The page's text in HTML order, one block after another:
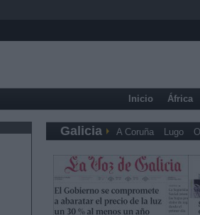
Inicio África
Galicia A Coruña Lugo